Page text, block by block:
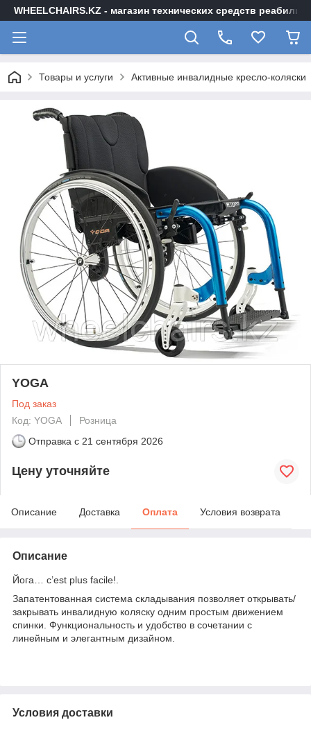
WHEELCHAIRS.KZ - магазин технических средств
Товары и услуги Активные инвалидные кресло-коляски
YOGA
Под заказ
Код: YOGA
Розница
Отправка с 21 сентября 2026
Цену уточняйте
Описание Доставка Оплата Условия возврата
Описание
Йога… c’est plus facile!.
Запатентованная система складывания позволяет открывать/
закрывать инвалидную коляску одним простым движением
спинки. Функциональность и удобство в сочетании с
линейным и элегантным дизайном.
Условия доставки